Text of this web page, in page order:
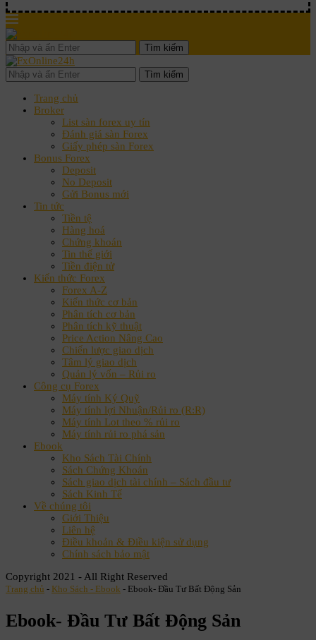
Tìm kiếm
Tìm kiếm
Trang chủ
Broker
List sàn forex uy tín
Đánh giá sàn Forex
Giấy phép sàn Forex
Bonus Forex
Deposit
No Deposit
Gửi Bonus mới
Tin tức
Tiền tệ
Hàng hoá
Chứng khoán
Tin thế giới
Tiền điện tử
Kiến thức Forex
Forex A-Z
Kiến thức cơ bản
Phân tích cơ bản
Phân tích kỹ thuật
Price Action Nâng Cao
Chiến lược giao dịch
Tâm lý giao dịch
Quản lý vốn – Rủi ro
Công cụ Forex
Máy tính Ký Quỹ
Máy tính lợi Nhuận/Rủi ro (R:R)
Máy tính Lot theo % rủi ro
Máy tính rủi ro phá sản
Ebook
Kho Sách Tài Chính
Sách Chứng Khoán
Sách giao dịch tài chính – Sách đầu tư
Sách Kinh Tế
Về chúng tôi
Giới Thiệu
Liên hệ
Điều khoản & Điều kiện sử dụng
Chính sách bảo mật
Copyright 2021 - All Right Reserved
Trang chủ - Kho Sách - Ebook - Ebook- Đầu Tư Bất Động Sản
Ebook- Đầu Tư Bất Động Sản